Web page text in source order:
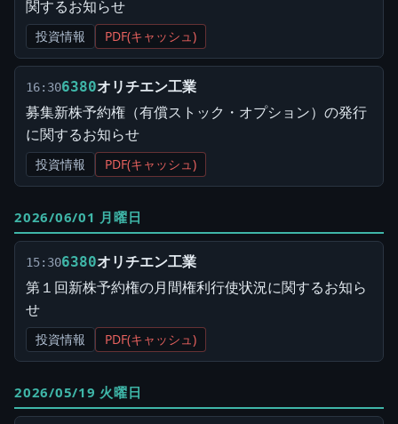
関するお知らせ
投資情報 PDF(キャッシュ)
16:306380オリチエン工業
募集新株予約権（有償ストック・オプション）の発行
に関するお知らせ
投資情報 PDF(キャッシュ)
2026/06/01 月曜日
15:306380オリチエン工業
第１回新株予約権の月間権利行使状況に関するお知ら
せ
投資情報 PDF(キャッシュ)
2026/05/19 火曜日